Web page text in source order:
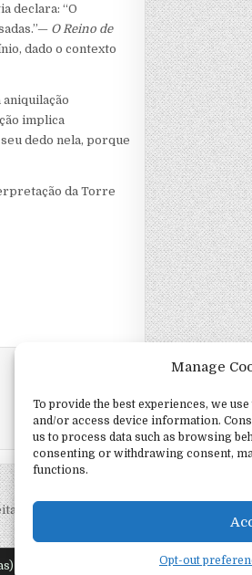
Manage
To provide the best experiences, we
and/or access device information.
us to process data such as browsing
consenting or withdrawing consent,
functions.
Opt-out
declara: “O
O Reino de
dado o contexto
aniquilação
implica
dedo nela, porque
da Torre
e Controle Mental →